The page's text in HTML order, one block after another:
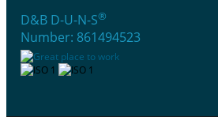
D&B D-U-N-S®
Number: 861494523